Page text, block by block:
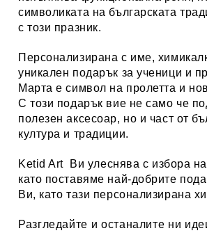
символиката на българската
с този празник.
Персонализирана с име,
уникален подарък за ученици и
Марта е символ на пролетта и
С този подарък вие не само че
полезен аксесоар, но и част от
култура и традиции.
Ketid Art Ви улеснява с избора
като поставяме най-добрите
Ви, като тази персонализирана
Разгледайте и останалите ни